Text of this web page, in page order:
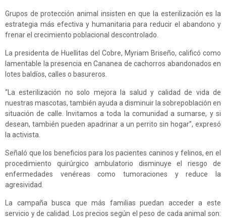
Grupos de protección animal insisten en que la esterilización es la
estrategia más efectiva y humanitaria para reducir el abandono y
frenar el crecimiento poblacional descontrolado.
La presidenta de Huellitas del Cobre, Myriam Briseño, calificó como
lamentable la presencia en Cananea de cachorros abandonados en
lotes baldíos, calles o basureros.
“La esterilización no solo mejora la salud y calidad de vida de
nuestras mascotas, también ayuda a disminuir la sobrepoblación en
situación de calle. Invitamos a toda la comunidad a sumarse, y si
desean, también pueden apadrinar a un perrito sin hogar”, expresó
la activista.
Señaló que los beneficios para los pacientes caninos y felinos, en el
procedimiento quirúrgico ambulatorio disminuye el riesgo de
enfermedades venéreas como tumoraciones y reduce la
agresividad.
La campaña busca que más familias puedan acceder a este
servicio y de calidad. Los precios según el peso de cada animal son: